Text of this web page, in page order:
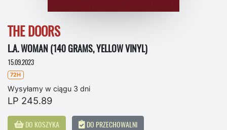
THE DOORS
L.A. WOMAN (140 GRAMS, YELLOW VINYL)
15.09.2023
72H
Wysyłamy w ciągu 3 dni
LP 245.89
DO KOSZYKA DO PRZECHOWALNI